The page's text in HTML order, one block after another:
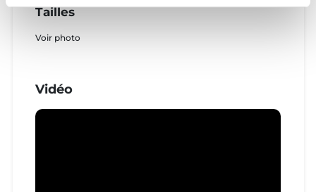
Tailles
Voir photo
Vidéo